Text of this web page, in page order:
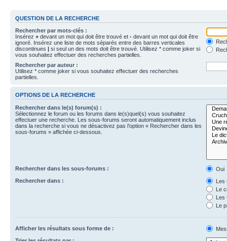
QUESTION DE LA RECHERCHE
Rechercher par mots-clés :
Insérez + devant un mot qui doit être trouvé et - devant un mot qui doit être
ignoré. Insérez une liste de mots séparés entre des barres verticales
discontinues | si seul un des mots doit être trouvé. Utilisez * comme joker si
vous souhaitez effectuer des recherches partielles.
Rechercher par auteur :
Utilisez * comme joker si vous souhaitez effectuer des recherches
partielles.
OPTIONS DE LA RECHERCHE
Rechercher dans le(s) forum(s) :
Sélectionnez le forum ou les forums dans le(s)quel(s) vous souhaitez
effectuer une recherche. Les sous-forums seront automatiquement inclus
dans la recherche si vous ne désactivez pas l’option « Rechercher dans les
sous-forums » affichée ci-dessous.
Rechercher dans les sous-forums :
Oui
Rechercher dans :
Les
Le
Les
Le
Afficher les résultats sous forme de :